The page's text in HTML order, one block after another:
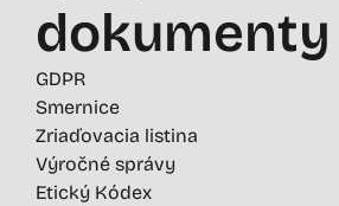
dokumenty
GDPR
Smernice
Zriaďovacia listina
Výročné správy
Etický Kódex